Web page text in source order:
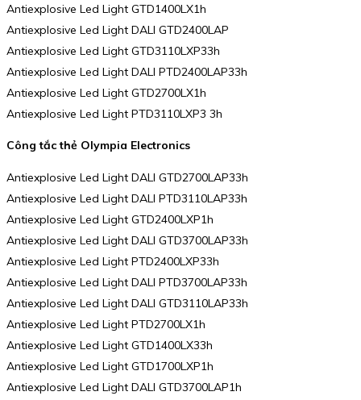
Antiexplosive Led Light GTD1400LX1h
Antiexplosive Led Light DALI GTD2400LAP
Antiexplosive Led Light GTD3110LXP33h
Antiexplosive Led Light DALI PTD2400LAP33h
Antiexplosive Led Light GTD2700LX1h
Antiexplosive Led Light PTD3110LXP3 3h
Công tắc thẻ Olympia Electronics
Antiexplosive Led Light DALI GTD2700LAP33h
Antiexplosive Led Light DALI PTD3110LAP33h
Antiexplosive Led Light GTD2400LXP1h
Antiexplosive Led Light DALI GTD3700LAP33h
Antiexplosive Led Light PTD2400LXP33h
Antiexplosive Led Light DALI PTD3700LAP33h
Antiexplosive Led Light DALI GTD3110LAP33h
Antiexplosive Led Light PTD2700LX1h
Antiexplosive Led Light GTD1400LX33h
Antiexplosive Led Light GTD1700LXP1h
Antiexplosive Led Light DALI GTD3700LAP1h